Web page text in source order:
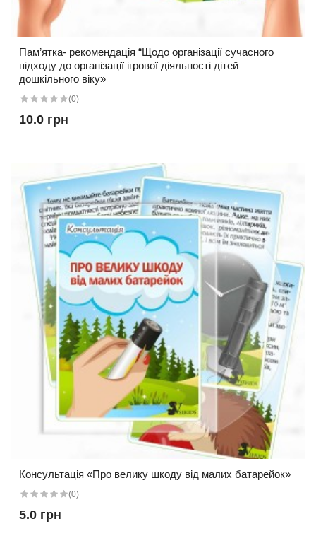
Пам’ятка- рекомендація “Щодо організації сучасного
підходу до організації ігрової діяльності дітей
дошкільного віку»
(0)
10.0 грн
Консультація «Про велику шкоду від малих батарейок»
(0)
5.0 грн